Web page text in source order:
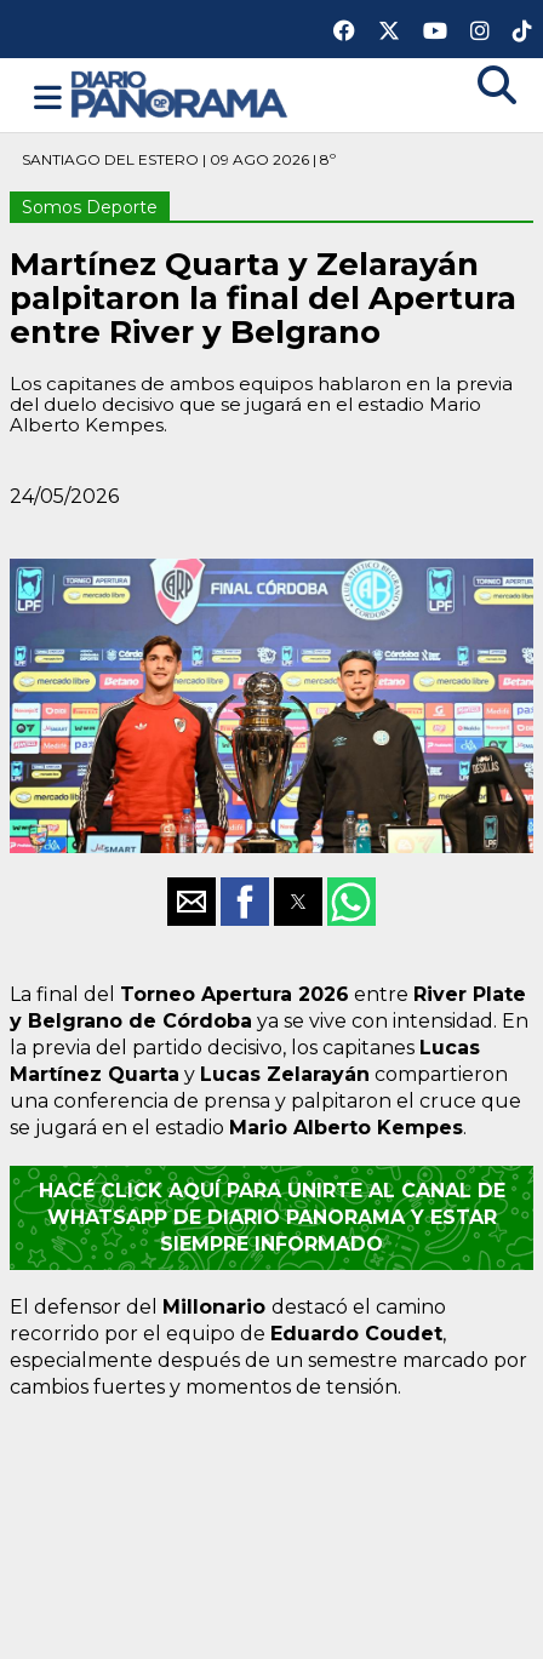
SANTIAGO DEL ESTERO | 09 AGO 2026 | 8º
Somos Deporte
Martínez Quarta y Zelarayán
palpitaron la final del Apertura
entre River y Belgrano
Los capitanes de ambos equipos hablaron en la previa
del duelo decisivo que se jugará en el estadio Mario
Alberto Kempes.
24/05/2026
La final del Torneo Apertura 2026 entre River Plate
y Belgrano de Córdoba ya se vive con intensidad. En
la previa del partido decisivo, los capitanes Lucas
Martínez Quarta y Lucas Zelarayán compartieron
una conferencia de prensa y palpitaron el cruce que
se jugará en el estadio Mario Alberto Kempes.
HACÉ CLICK AQUÍ PARA UNIRTE AL CANAL DE
WHATSAPP DE DIARIO PANORAMA Y ESTAR
SIEMPRE INFORMADO
El defensor del Millonario destacó el camino
recorrido por el equipo de Eduardo Coudet,
especialmente después de un semestre marcado por
cambios fuertes y momentos de tensión.